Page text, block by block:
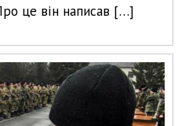
це він написав […]